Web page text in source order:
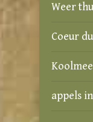
Weer
Coeur
appels